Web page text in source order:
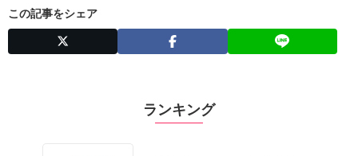
この記事をシェア
ランキング